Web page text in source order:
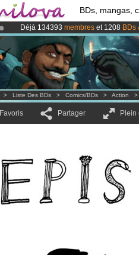
BDs, mangas,
Déjà 134393 membres et 1208 BDs
LeKickstarter Amilova est
Abonnement premium: à partir de
> Liste Des BDs > Comics/BDs > Action
Favoris Partager Plein